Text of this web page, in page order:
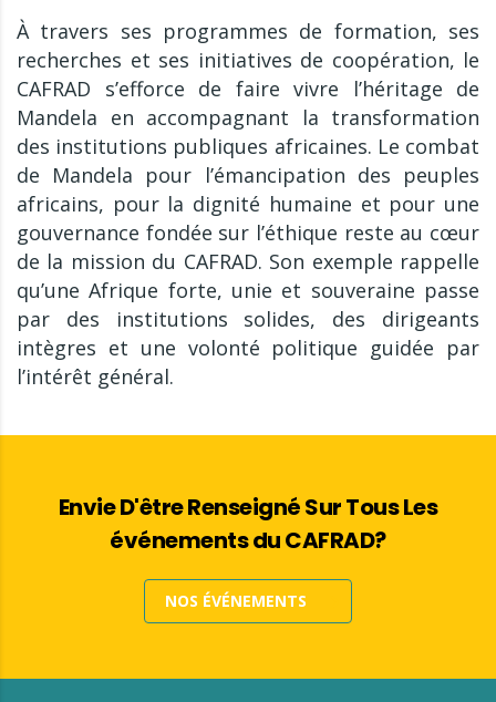
À travers ses programmes de formation, ses
recherches et ses initiatives de coopération, le
CAFRAD s’efforce de faire vivre l’héritage de
Mandela en accompagnant la transformation
des institutions publiques africaines. Le combat
de Mandela pour l’émancipation des peuples
africains, pour la dignité humaine et pour une
gouvernance fondée sur l’éthique reste au cœur
de la mission du CAFRAD. Son exemple rappelle
qu’une Afrique forte, unie et souveraine passe
par des institutions solides, des dirigeants
intègres et une volonté politique guidée par
l’intérêt général.
Envie D'être Renseigné Sur Tous Les
événements du CAFRAD?
NOS ÉVÉNEMENTS